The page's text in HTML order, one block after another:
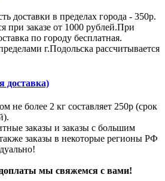
доставки в пределах города - 350р.
при заказе от 1000 рублей.При
по городу бесплатная.
г.Подольска рассчитывается
доставка)
не более 2 кг составляет 250р (срок
заказы и заказы с большим
заказы в некоторые регионы РФ
мы свяжемся с вами!